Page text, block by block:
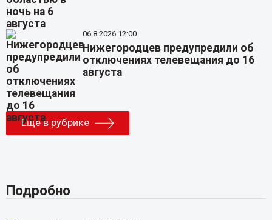
06.8.2026 12:00
Нижегородцев предупредили об
отключениях телевещания до 16
августа
Еще в рубрике
Подробно